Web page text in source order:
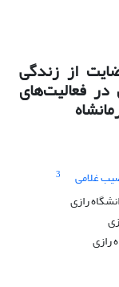
از زندگی
فعالیت‌های
غلامی
3
رازی
رازی